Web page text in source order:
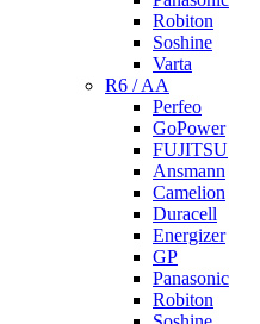
Robiton
Soshine
Varta
R6 / AA
Perfeo
GoPower
FUJITSU
Ansmann
Camelion
Duracell
Energizer
GP
Panasonic
Robiton